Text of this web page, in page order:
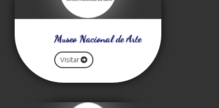
Museo Nacional de Arte
Visitar